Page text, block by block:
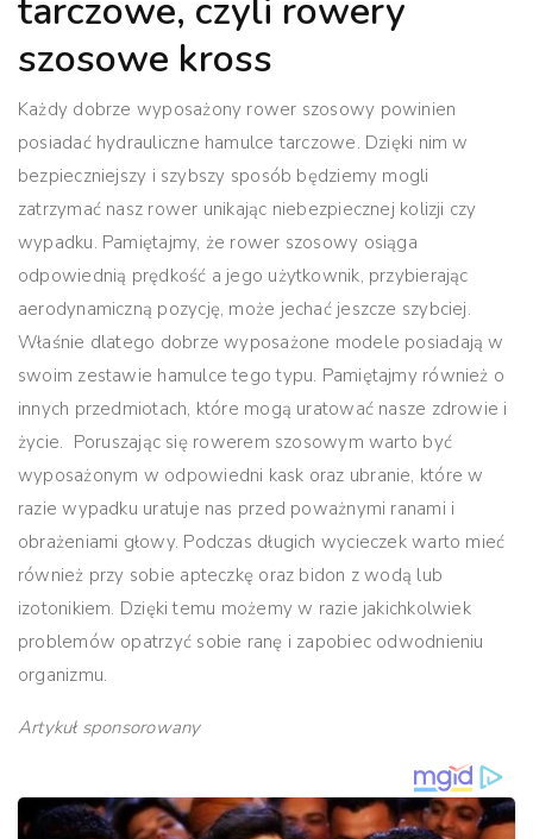
tarczowe, czyli rowery
szosowe kross
Każdy dobrze wyposażony rower szosowy powinien
posiadać hydrauliczne hamulce tarczowe. Dzięki nim w
bezpieczniejszy i szybszy sposób będziemy mogli
zatrzymać nasz rower unikając niebezpiecznej kolizji czy
wypadku. Pamiętajmy, że rower szosowy osiąga
odpowiednią prędkość a jego użytkownik, przybierając
aerodynamiczną pozycję, może jechać jeszcze szybciej.
Właśnie dlatego dobrze wyposażone modele posiadają w
swoim zestawie hamulce tego typu. Pamiętajmy również o
innych przedmiotach, które mogą uratować nasze zdrowie i
życie. Poruszając się rowerem szosowym warto być
wyposażonym w odpowiedni kask oraz ubranie, które w
razie wypadku uratuje nas przed poważnymi ranami i
obrażeniami głowy. Podczas długich wycieczek warto mieć
również przy sobie apteczkę oraz bidon z wodą lub
izotonikiem. Dzięki temu możemy w razie jakichkolwiek
problemów opatrzyć sobie ranę i zapobiec odwodnieniu
organizmu.
Artykuł sponsorowany